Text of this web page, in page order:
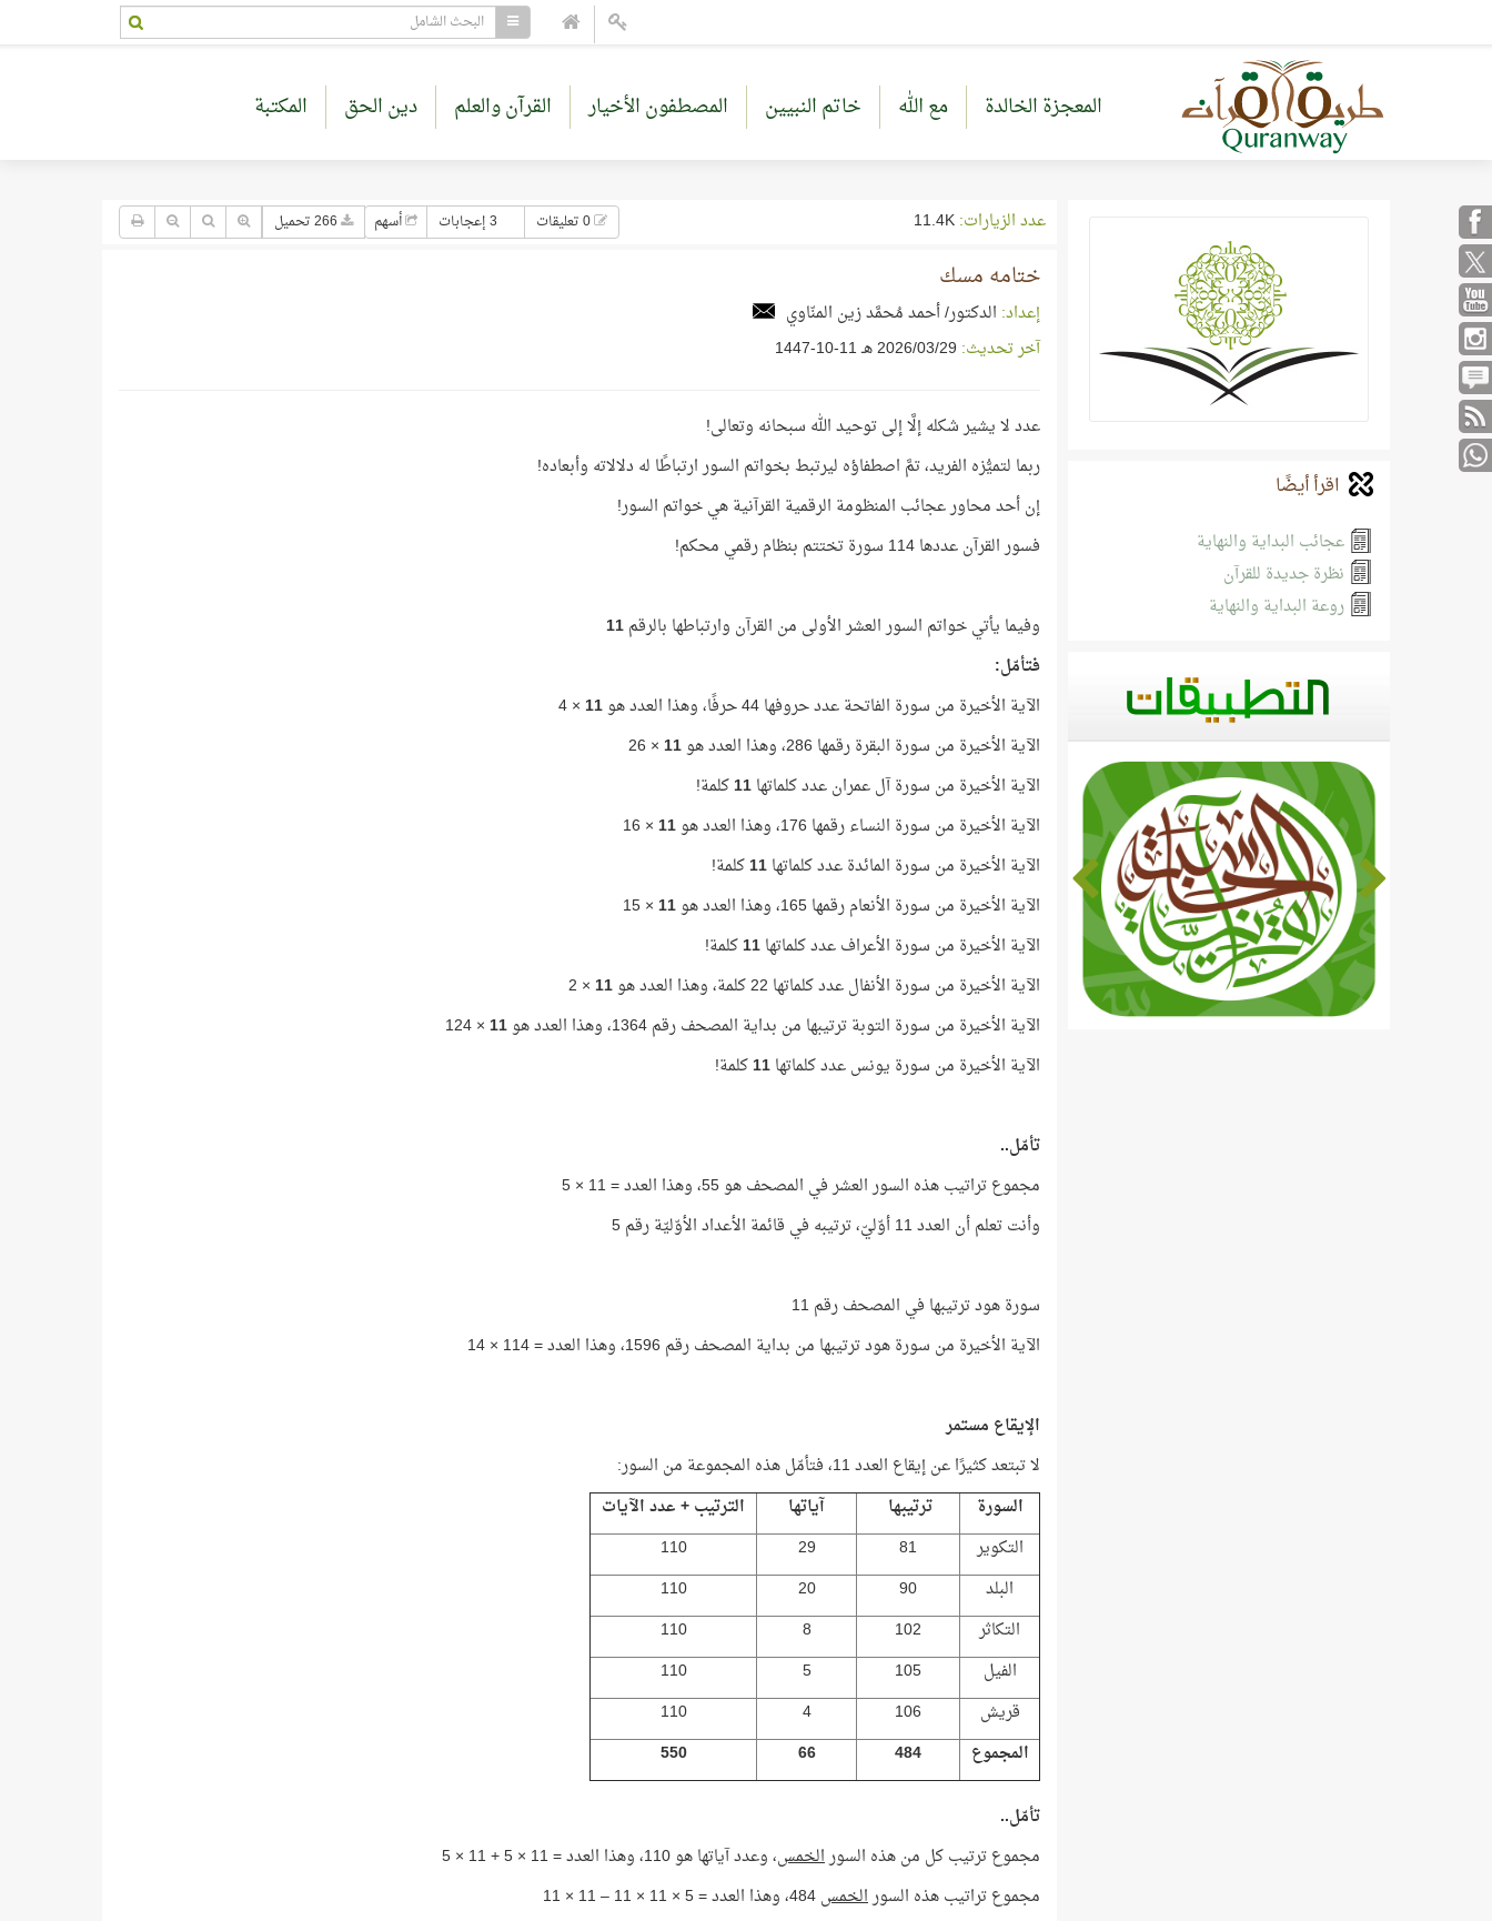
المعجزة الخالدة مع الله خاتم النبيين المصطفون الأخيار القرآن والعلم دين الحق المكتبة
اقرأ أيضًا
عجائب البداية والنهاية
نظرة جديدة للقرآن
روعة البداية والنهاية
عدد الزيارات: 3 إعجابات أسهم
ختامه مسك
إعداد: الدكتور/ أحمد مُحمَّد زين المنّاوي
آخر تحديث: 29‏/03‏/2026 هـ 11-10-1447
عدد لا يشير شكله إلَّا إلى توحيد الله سبحانه وتعالى!
ربما لتميُّزه الفريد، تمَّ اصطفاؤه ليرتبط بخواتم السور ارتباطًا له دلالاته وأبعاده!
إن أحد محاور عجائب المنظومة الرقمية القرآنية هي خواتم السور!
فسور القرآن عددها 114 سورة تختتم بنظام رقمي محكم!
وفيما يأتي خواتم السور العشر الأولى من القرآن وارتباطها بالرقم11
فتأمّل:
الآية الأخيرة من سورة الفاتحة عدد حروفها 44 حرفًا، وهذا العدد هو
11
× 4
الآية الأخيرة من سورة البقرة رقمها 286، وهذا العدد هو
11
× 26
الآية الأخيرة من سورة آل عمران عدد كلماتها11كلمة!
الآية الأخيرة من سورة النساء رقمها 176، وهذا العدد هو
11
× 16
الآية الأخيرة من سورة المائدة عدد كلماتها11كلمة!
الآية الأخيرة من سورة الأنعام رقمها 165، وهذا العدد هو
11
× 15
الآية الأخيرة من سورة الأعراف عدد كلماتها11كلمة!
الآية الأخيرة من سورة الأنفال عدد كلماتها 22 كلمة، وهذا العدد هو
11
× 2
الآية الأخيرة من سورة التوبة ترتيبها من بداية المصحف رقم 1364، وهذا العدد هو
11
× 124
الآية الأخيرة من سورة يونس عدد كلماتها11كلمة!
تأمّل..
مجموع تراتيب هذه السور العشر في المصحف هو 55، وهذا العدد = 11 × 5
وأنت تعلم أن العدد 11 أوّليّ، ترتيبه في قائمة الأعداد الأوّليّة رقم 5
سورة هود ترتيبها في المصحف رقم 11
الآية الأخيرة من سورة هود ترتيبها من بداية المصحف رقم 1596، وهذا العدد = 114 × 14
الإيقاع مستمر
لا تبتعد كثيرًا عن إيقاع العدد 11، فتأمّل هذه المجموعة من السور:
السورة
ترتيبها آياتها
الترتيب + عدد الآيات
التكوير
81
29
110
البلد
90
20
110
التكاثر
102
8
110
الفيل
105
5
110
قريش
106
4
110
المجموع
484
66
550
تأمّل..
مجموع ترتيب كل من هذه السورالخمس، وعدد آياتها هو 110، وهذا العدد = 11 × 5 + 11 × 5
مجموع تراتيب هذه السورالخمس